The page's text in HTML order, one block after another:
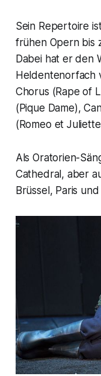
Sein Repertoire
frühen Opern bis
Dabei hat er den
Heldentenorfach
Chorus (Rape of
(Pique Dame),
(Romeo et
Als Oratorien-
Cathedral, aber
Brüssel, Paris